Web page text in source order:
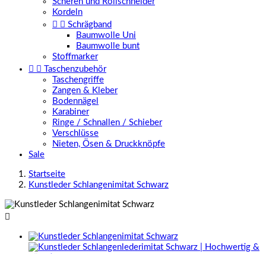
Kordeln
  Schrägband
Baumwolle Uni
Baumwolle bunt
Stoffmarker
 
Taschenzubehör
Taschengriffe
Zangen & Kleber
Bodennägel
Karabiner
Ringe / Schnallen / Schieber
Verschlüsse
Nieten, Ösen & Druckknöpfe
Sale
Startseite
Kunstleder Schlangenimitat Schwarz
